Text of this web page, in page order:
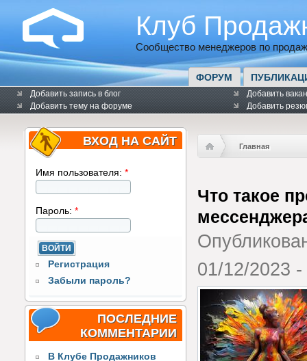
Клуб
Сообщество менеджеров по
ФОРУМ
Добавить запись в блог
Добавить тему на форуме
Добавить
Добавить
ВХОД НА САЙТ
Имя пользователя: *
Пароль: *
Регистрация
Забыли пароль?
ПОСЛЕДНИЕ
КОММЕНТАРИИ
В Клубе Продажников
Главная
Что такое
01/12/2023